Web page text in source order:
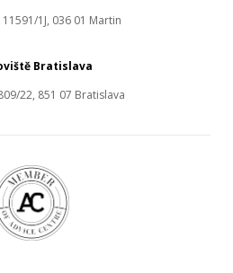
1J, 036 01 Martin
Bratislava
22, 851 07 Bratislava